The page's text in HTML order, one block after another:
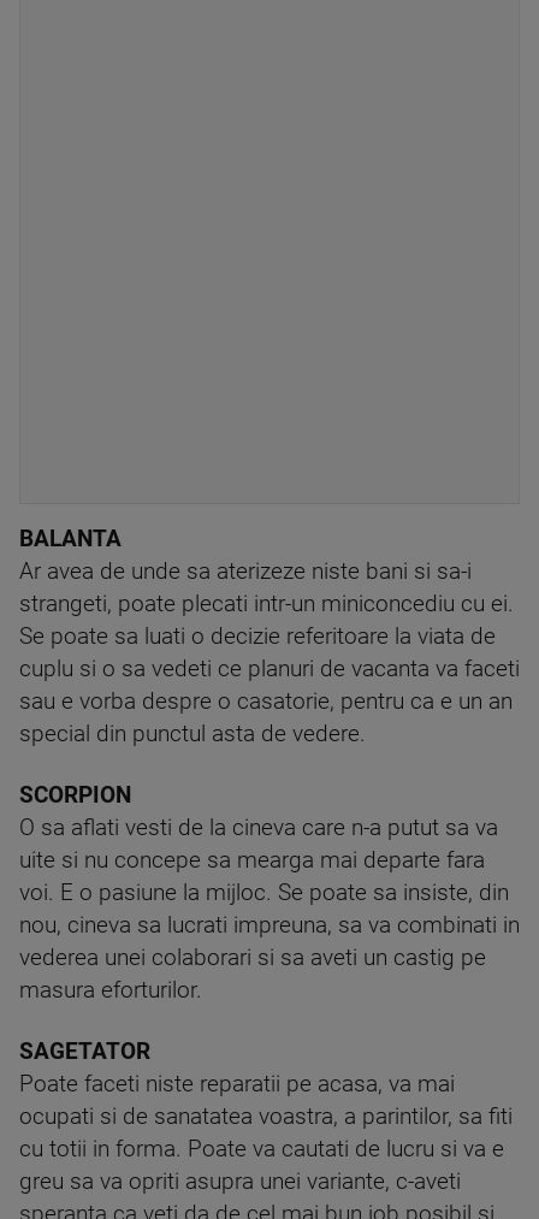
BALANTA
Ar avea de unde sa aterizeze niste bani si sa-i
strangeti, poate plecati intr-un miniconcediu cu ei.
Se poate sa luati o decizie referitoare la viata de
cuplu si o sa vedeti ce planuri de vacanta va faceti
sau e vorba despre o casatorie, pentru ca e un an
special din punctul asta de vedere.
SCORPION
O sa aflati vesti de la cineva care n-a putut sa va
uite si nu concepe sa mearga mai departe fara
voi. E o pasiune la mijloc. Se poate sa insiste, din
nou, cineva sa lucrati impreuna, sa va combinati in
vederea unei colaborari si sa aveti un castig pe
masura eforturilor.
SAGETATOR
Poate faceti niste reparatii pe acasa, va mai
ocupati si de sanatatea voastra, a parintilor, sa fiti
cu totii in forma. Poate va cautati de lucru si va e
greu sa va opriti asupra unei variante, c-aveti